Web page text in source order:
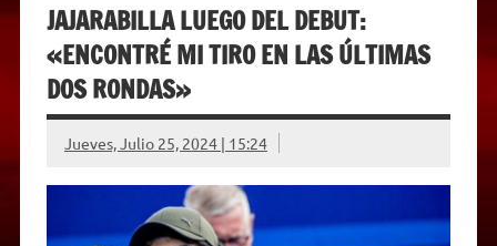
JAJARABILLA LUEGO DEL DEBUT:
«ENCONTRÉ MI TIRO EN LAS ÚLTIMAS
DOS RONDAS»
Jueves, Julio 25, 2024 | 15:24